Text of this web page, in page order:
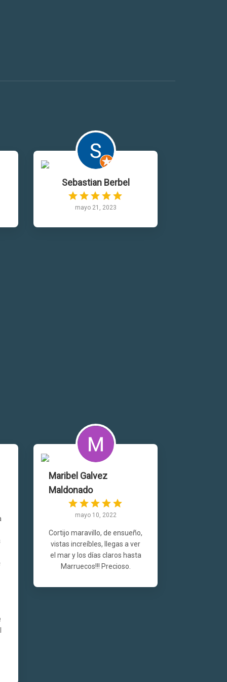
Sebastian Berbel
mayo 21, 2023
Maribel Galvez
Maldonado
mayo 10, 2022
Cortijo maravillo, de ensueño,
vistas increíbles, llegas a ver
el mar y los días claros hasta
Marruecos!!! Precioso.